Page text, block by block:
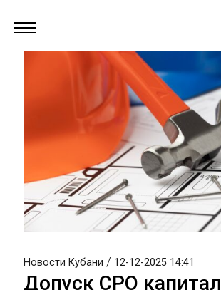
Новости Кубани / 12-12-2025 14:41
Допуск СРО